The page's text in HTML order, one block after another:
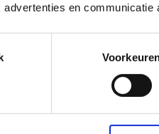
advertenties en
Wit
meer